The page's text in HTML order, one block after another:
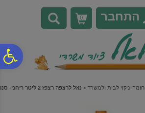
נגישות
אתר
המרכזיהתחבר 0
חומרי ניקוי לבית ולמשרד > נוזל לרצפה רצפז 2 ליטר ריחני- סנו